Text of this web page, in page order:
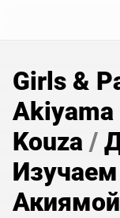
Girls &
Akiyama
Kouza /
Акиямой